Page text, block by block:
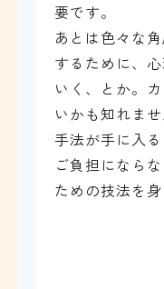
要です。
あとは色々な
するために、
いく、とか。
いかも知れま
手法が手に入る
ご負担になら
ための技法を